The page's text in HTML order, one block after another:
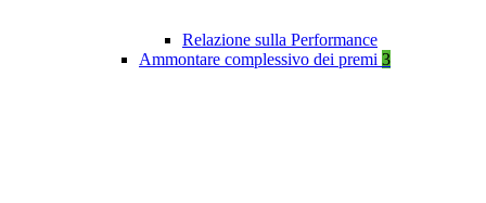
Relazione sulla Performance
Ammontare complessivo dei premi 3